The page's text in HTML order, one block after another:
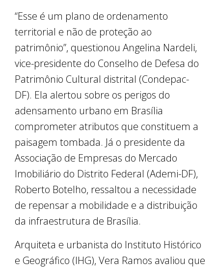
“Esse é um plano de ordenamento
territorial e não de proteção ao
patrimônio”, questionou Angelina Nardeli,
vice-presidente do Conselho de Defesa do
Patrimônio Cultural distrital (Condepac-
DF). Ela alertou sobre os perigos do
adensamento urbano em Brasília
comprometer atributos que constituem a
paisagem tombada. Já o presidente da
Associação de Empresas do Mercado
Imobiliário do Distrito Federal (Ademi-DF),
Roberto Botelho, ressaltou a necessidade
de repensar a mobilidade e a distribuição
da infraestrutura de Brasília.
Arquiteta e urbanista do Instituto Histórico
e Geográfico (IHG), Vera Ramos avaliou que